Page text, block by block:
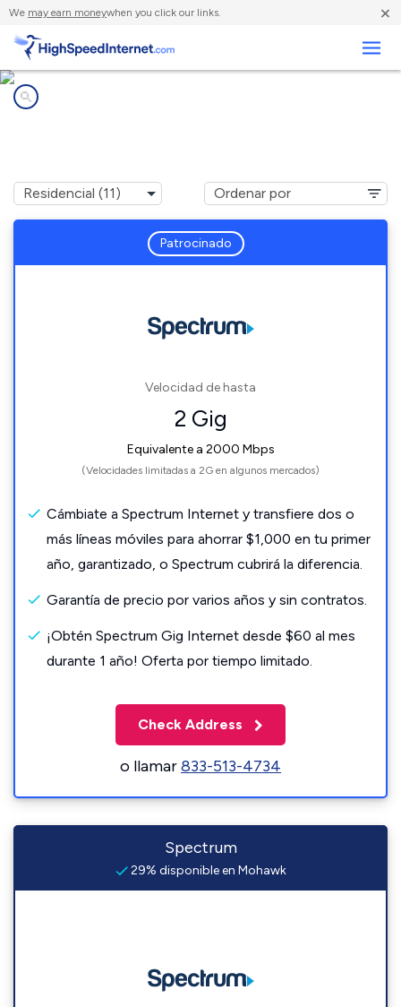
We may earn moneywhen you click our links. ×
Patrocinado
Velocidad de hasta
2 Gig
Equivalente a 2000 Mbps
(Velocidades limitadas a 2G en algunos mercados)
Cámbiate a Spectrum Internet y transfiere dos o
más líneas móviles para ahorrar $1,000 en tu primer
año, garantizado, o Spectrum cubrirá la diferencia.
Garantía de precio por varios años y sin contratos.
¡Obtén Spectrum Gig Internet desde $60 al mes
durante 1 año! Oferta por tiempo limitado.
Check Address
o llamar833-513-4734
Spectrum
29% disponible en Mohawk